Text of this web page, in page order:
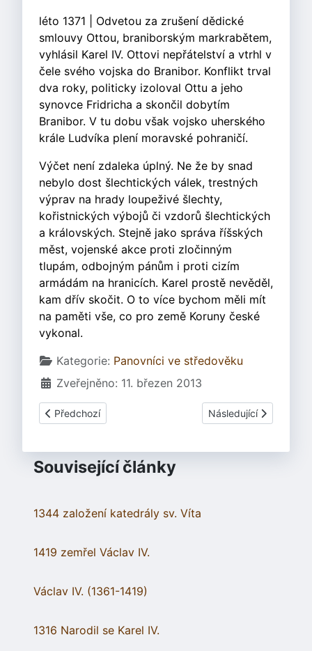
léto 1371 | Odvetou za zrušení dědické
smlouvy Ottou, braniborským markrabětem,
vyhlásil Karel IV. Ottovi nepřátelství a vtrhl v
čele svého vojska do Branibor. Konflikt trval
dva roky, politicky izoloval Ottu a jeho
synovce Fridricha a skončil dobytím
Branibor. V tu dobu však vojsko uherského
krále Ludvíka plení moravské pohraničí.
Výčet není zdaleka úplný. Ne že by snad
nebylo dost šlechtických válek, trestných
výprav na hrady loupeživé šlechty,
kořistnických výbojů či vzdorů šlechtických
a královských. Stejně jako správa říšských
měst, vojenské akce proti zločinným
tlupám, odbojným pánům i proti cizím
armádám na hranicích. Karel prostě nevěděl,
kam dřív skočit. O to více bychom měli mít
na paměti vše, co pro země Koruny české
vykonal.
Základní údaje
Kategorie: Panovníci ve středověku
Zveřejněno: 11. březen 2013
Předchozí článek: Panovníci
Předchozí Další článek: Václav I.
Následující
Související články
1344 založení katedrály sv. Víta
1419 zemřel Václav IV.
Václav IV. (1361-1419)
1316 Narodil se Karel IV.